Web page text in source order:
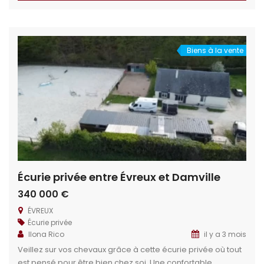
19km (20 min) d’Évreux 10km de Damville […]
Biens à la vente
Écurie privée entre Évreux et Damville
340 000 €
ÉVREUX
Écurie privée
Ilona Rico
il y a 3 mois
Veillez sur vos chevaux grâce à cette écurie privée où tout